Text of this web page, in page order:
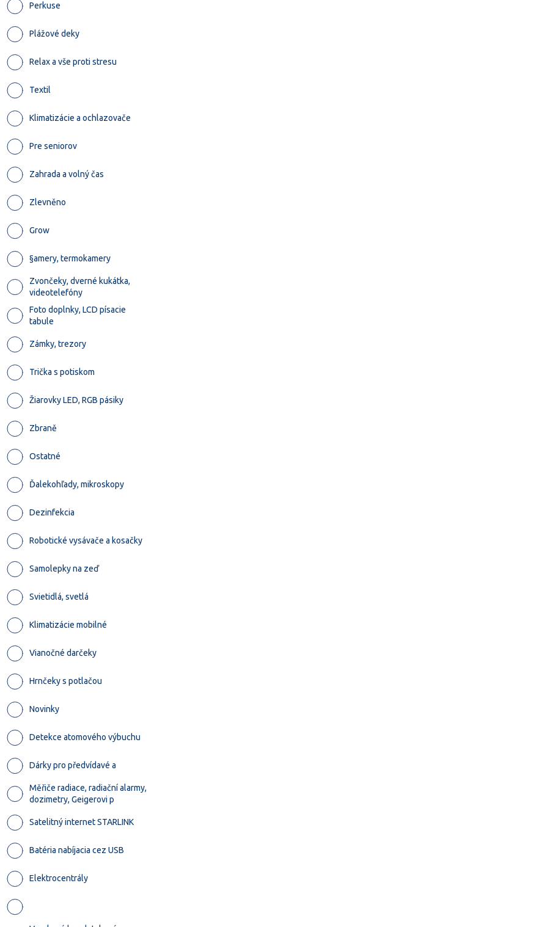
Perkuse
Plážové deky
Relax a vše proti stresu
Textil
Klimatizácie a ochlazovače
Pre seniorov
Zahrada a volný čas
Zlevněno
Grow
§amery, termokamery
Zvončeky, dverné kukátka,
videotelefóny
Foto doplnky, LCD písacie
tabule
Zámky, trezory
Trička s potiskom
Žiarovky LED, RGB pásiky
Zbraně
Ostatné
Ďalekohľady, mikroskopy
Dezinfekcia
Robotické vysávače a kosačky
Samolepky na zeď
Svietidlá, svetlá
Klimatizácie mobilné
Vianočné darčeky
Hrnčeky s potlačou
Novinky
Detekce atomového výbuchu
Dárky pro předvídavé a
Měřiče radiace, radiační alarmy,
dozimetry, Geigerovi p
Satelitný internet STARLINK
Batéria nabíjacia cez USB
Elektrocentrály